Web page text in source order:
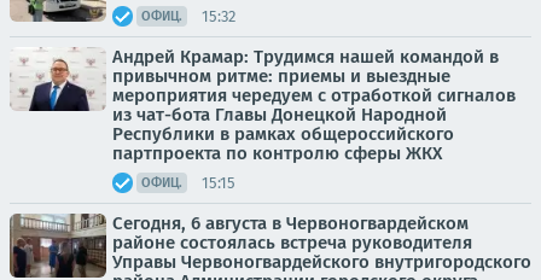
ОФИЦ. 15:32
Андрей Крамар: Трудимся нашей командой в
привычном ритме: приемы и выездные
мероприятия чередуем с отработкой сигналов
из чат-бота Главы Донецкой Народной
Республики в рамках общероссийского
партпроекта по контролю сферы ЖКХ
ОФИЦ. 15:15
Сегодня, 6 августа в Червоногвардейском
районе состоялась встреча руководителя
Управы Червоногвардейского внутригородского